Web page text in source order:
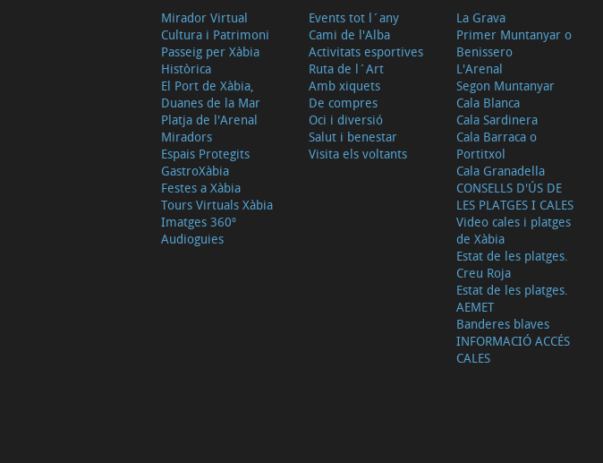
Mirador Virtual
Cultura i Patrimoni
Passeig per Xàbia
Històrica
El Port de Xàbia,
Duanes de la Mar
Platja de l'Arenal
Miradors
Espais Protegits
GastroXàbia
Festes a Xàbia
Tours Virtuals Xàbia
Imatges 360º
Audioguies
Events tot l´any
Cami de l'Alba
Activitats esportives
Ruta de l´Art
Amb xiquets
De compres
Oci i diversió
Salut i benestar
Visita els voltants
La Grava
Primer Muntanyar o
Benissero
L'Arenal
Segon Muntanyar
Cala Blanca
Cala Sardinera
Cala Barraca o
Portitxol
Cala Granadella
CONSELLS D'ÚS DE
LES PLATGES I CALES
Video cales i platges
de Xàbia
Estat de les platges.
Creu Roja
Estat de les platges.
AEMET
Banderes blaves
INFORMACIÓ ACCÉS
CALES